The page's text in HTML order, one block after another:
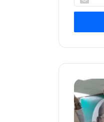
your
address